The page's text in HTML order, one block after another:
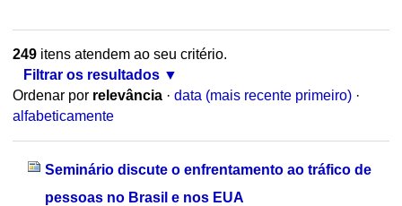
249itens atendem ao seu critério.
Filtrar os resultados
Ordenar por relevância · data (mais recente primeiro) ·
alfabeticamente
Seminário discute o enfrentamento ao tráfico de
pessoas no Brasil e nos EUA